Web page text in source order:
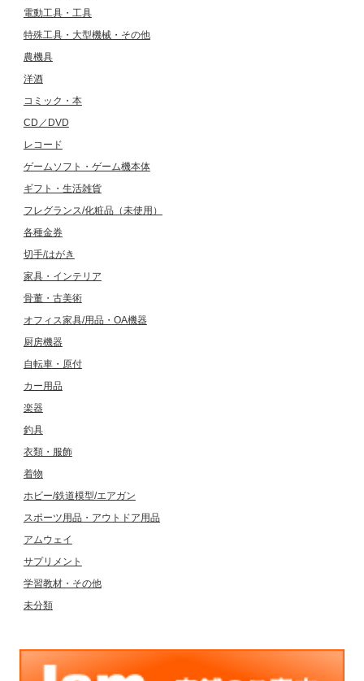
電動工具・工具
特殊工具・大型機械・その他
農機具
洋酒
コミック・本
CD／DVD
レコード
ゲームソフト・ゲーム機本体
ギフト・生活雑貨
フレグランス/化粧品（未使用）
各種金券
切手/はがき
家具・インテリア
骨董・古美術
オフィス家具/用品・OA機器
厨房機器
自転車・原付
カー用品
楽器
釣具
衣類・服飾
着物
ホビー/鉄道模型/エアガン
スポーツ用品・アウトドア用品
アムウェイ
サプリメント
学習教材・その他
未分類